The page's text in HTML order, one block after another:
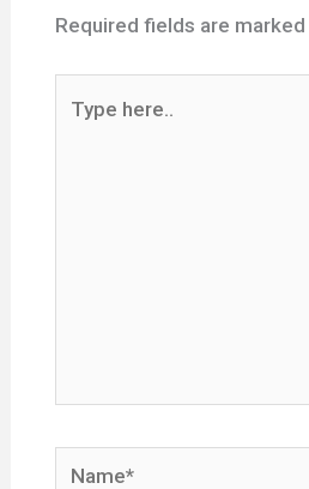
Required fields are marked
Name*